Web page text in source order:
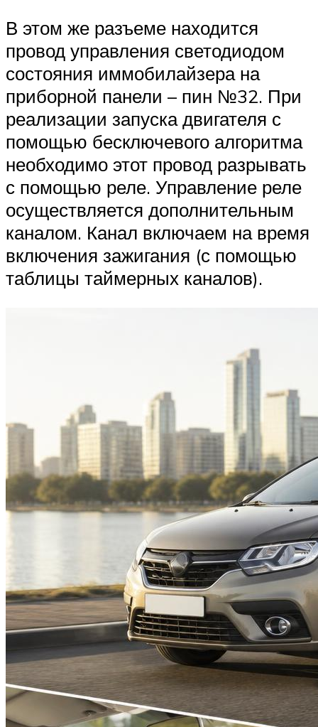
В этом же разъеме находится
провод управления светодиодом
состояния иммобилайзера на
приборной панели – пин №32. При
реализации запуска двигателя с
помощью бесключевого алгоритма
необходимо этот провод разрывать
с помощью реле. Управление реле
осуществляется дополнительным
каналом. Канал включаем на время
включения зажигания (с помощью
таблицы таймерных каналов).